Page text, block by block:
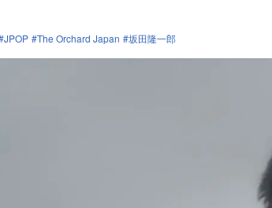
JPOP The Orchard Japan 坂田隆一郎